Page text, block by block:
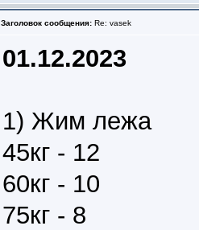
Заголовок сообщения: Re: vasek
01.12.2023
1) Жим лежа
45кг - 12
60кг - 10
75кг - 8